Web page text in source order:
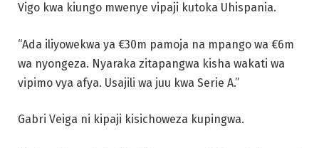
Vigo kwa kiungo mwenye vipaji kutoka Uhispania.
“Ada iliyowekwa ya €30m pamoja na mpango wa €6m
wa nyongeza. Nyaraka zitapangwa kisha wakati wa
vipimo vya afya. Usajili wa juu kwa Serie A.”
Gabri Veiga ni kipaji kisichoweza kupingwa.